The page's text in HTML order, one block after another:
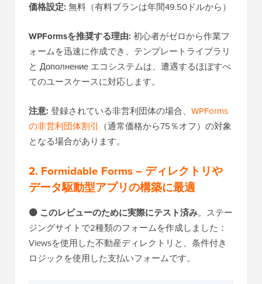
価格設定: 無料（有料プランは年間49.50ドルから）
WPFormsを推奨する理由: 初心者がゼロから作業フ
ォームを迅速に作成でき、テンプレートライブラリ
と Дополнение エコシステムは、遭遇するほぼすべ
てのユースケースに対応します。
注意: 登録されている非営利団体の場合、 WPForms
の非営利団体割引 （通常価格から75％オフ）の対象
となる場合があります。
2. Formidable Forms – ディレクトリや
データ駆動型アプリの構築に最適
🟡 このレビューのために実際にテスト済み。ステー
ジングサイトで2種類のフォームを作成しました：
Viewsを使用した不動産ディレクトリと、条件付き
ロジックを使用した支払いフォームです。